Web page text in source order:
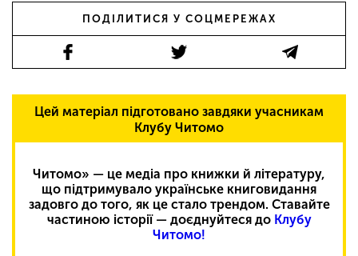
ПОДІЛИТИСЯ У СОЦМЕРЕЖАХ
Цей матеріал підготовано завдяки учасникам
Клубу Читомо
Читомо» — це медіа про книжки й літературу,
що підтримувало українське книговидання
задовго до того, як це стало трендом. Ставайте
частиною історії — доєднуйтеся до Клубу
Читомо!